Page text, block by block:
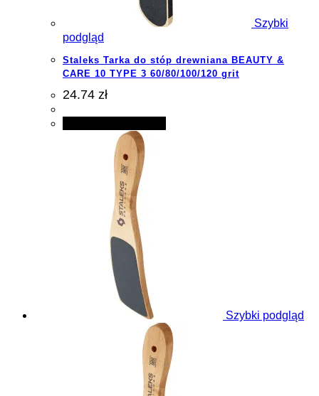
Szybki
podgląd
Staleks Tarka do stóp drewniana BEAUTY &
CARE 10 TYPE 3 60/80/100/120 grit
24.74 zł
Szybki podgląd